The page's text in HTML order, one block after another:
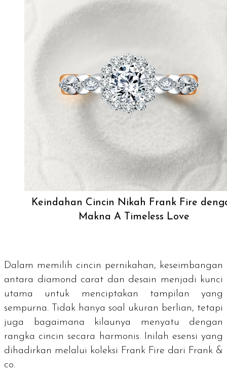
Keindahan Cincin Nikah Frank Fire
Makna A Timeless Love
Dalam memilih cincin pernikahan, keseimbangan
antara diamond carat dan desain menjadi kunci
utama untuk menciptakan tampilan yang
sempurna. Tidak hanya soal ukuran berlian, tetapi
juga bagaimana kilaunya menyatu dengan
rangka cincin secara harmonis. Inilah esensi yang
dihadirkan melalui koleksi Frank Fire dari Frank &
co.